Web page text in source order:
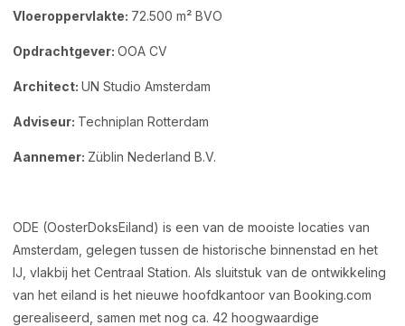
Vloeroppervlakte: 72.500 m² BVO
Opdrachtgever: OOA CV
Architect: UN Studio Amsterdam
Adviseur: Techniplan Rotterdam
Aannemer: Züblin Nederland B.V.
ODE (OosterDoksEiland) is een van de mooiste locaties van
Amsterdam, gelegen tussen de historische binnenstad en het
IJ, vlakbij het Centraal Station. Als sluitstuk van de ontwikkeling
van het eiland is het nieuwe hoofdkantoor van Booking.com
gerealiseerd, samen met nog ca. 42 hoogwaardige